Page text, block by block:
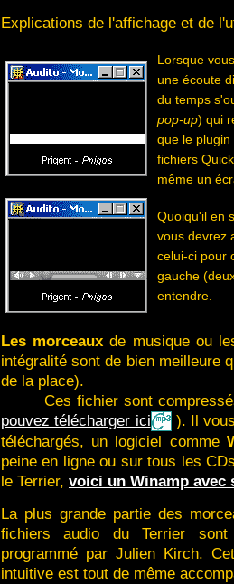
Explications de l'affichage et de
Lorsque
une écoute
du temps
pop-up) qui
que le
fichiers
même un
Quoiqu'il en
vous devrez
celui-ci pour
gauche
entendre.
Les morceaux de musique ou
intégralité sont de bien meilleure
de la place).
Ces fichier sont
pouvez télécharger ici
). Il
téléchargés, un logiciel comme
peine en ligne ou sur tous les
le Terrier, voici un Winamp avec
La plus grande partie des
fichiers audio du Terrier
programmé par Julien Kirch.
intuitive est tout de même